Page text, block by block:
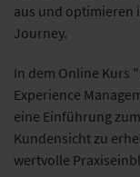
aus und optimieren
Journey.
In dem Online Kurs
Experience
eine Einführung
Kundensicht zu
wertvolle